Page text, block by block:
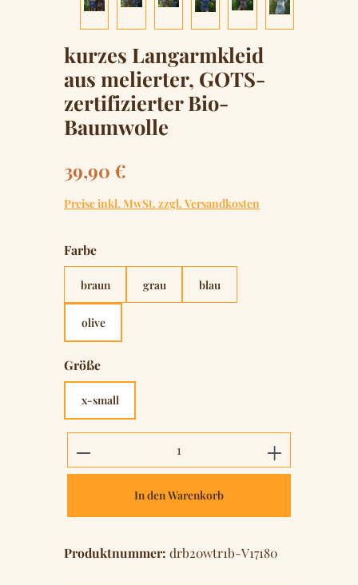
kurzes Langarmkleid
aus melierter, GOTS-
zertifizierter Bio-
Baumwolle
Regulärer Preis:
39,90 €
Preise inkl. MwSt. zzgl. Versandkosten
Farbeauswählen
braun grau blau
olive
Größeauswählen
x-small
Produkt Anzahl: Gib den
In den Warenkorb
Produktnummer: drb20wtr1b-V17180